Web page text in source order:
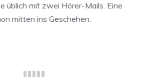
üblich mit zwei Hörer-Mails. Eine
mitten ins Geschehen.